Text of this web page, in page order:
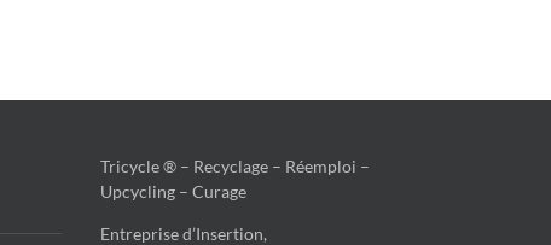
Tricycle ® – Recyclage – Réemploi –
Upcycling – Curage
Entreprise d’Insertion,